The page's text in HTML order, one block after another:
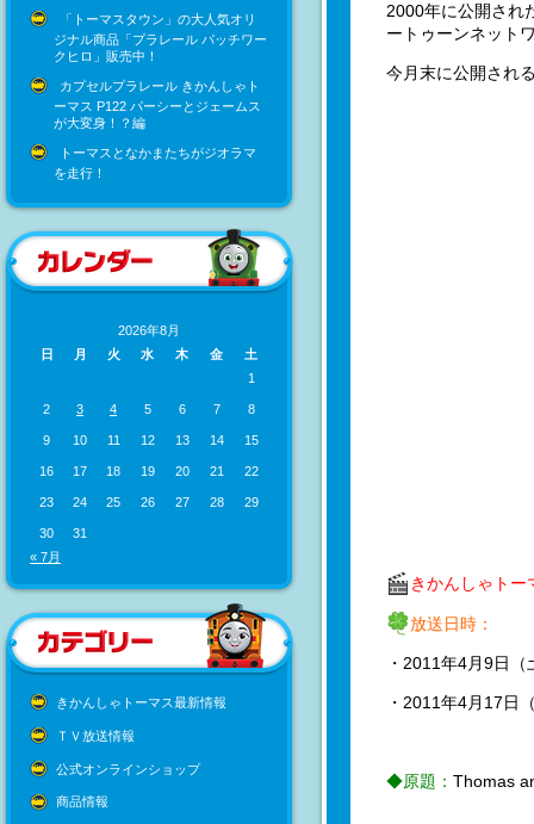
「トーマスタウン」の大人気オリ
ジナル商品「プラレール パッチワー
クヒロ」販売中！
カプセルプラレール きかんしゃト
ーマス P122 パーシーとジェームス
が大変身！？編
トーマスとなかまたちがジオラマ
を走行！
2026年8月
日
月 火 水 木 金
土
1
2 3 4 5 6 7 8
9 10 11 12 13 14 15
16 17 18 19 20 21 22
23 24 25 26 27 28 29
30
31
« 7月
きかんしゃトーマス最新情報
ＴＶ放送情報
公式オンラインショップ
商品情報
2000年に公開され
ートゥーンネット
今月末に公開され
きかんしゃト
放送日時：
・2011年4月9日
・2011年4月17日
◆原題： Thomas